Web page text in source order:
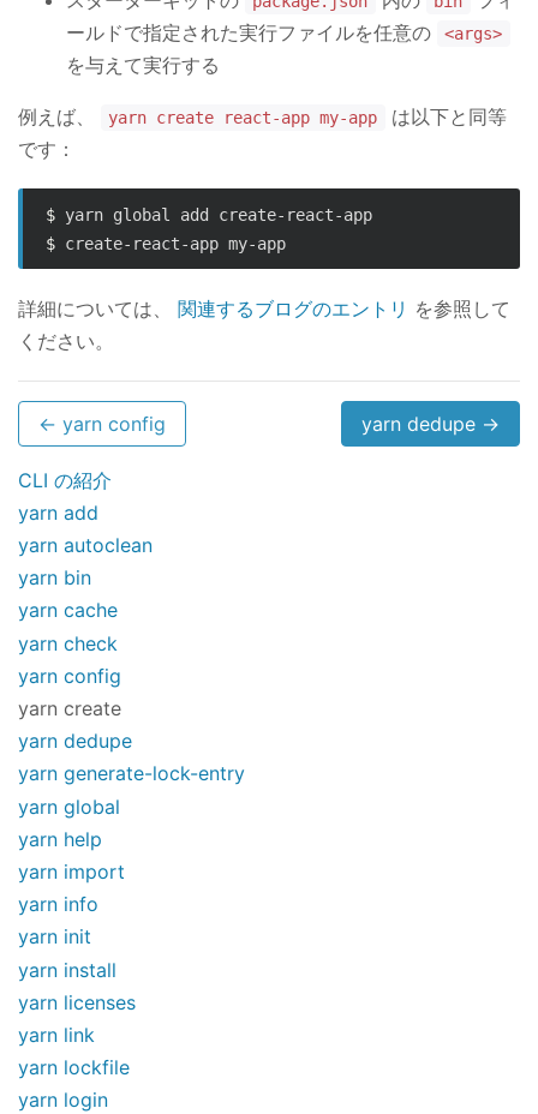
ールドで指定された実行ファイルを任意の
<args>
を与えて実行する
例えば、 yarn create react-app my-app
は以下と同等
です：
$
$
詳細については、 関連するブログのエントリ を参照して
ください。
← yarn config yarn dedupe →
CLI の紹介
yarn add
yarn autoclean
yarn bin
yarn cache
yarn check
yarn config
yarn create
yarn dedupe
yarn generate-lock-entry
yarn global
yarn help
yarn import
yarn info
yarn init
yarn install
yarn licenses
yarn link
yarn lockfile
yarn login